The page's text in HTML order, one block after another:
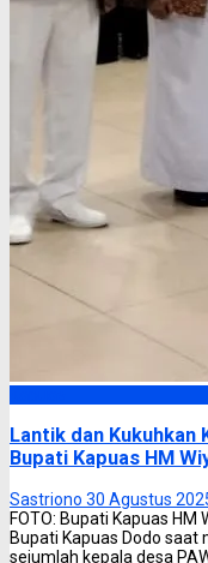
Lantik dan Kukuhkan
Bupati Kapuas HM
Sastriono 30 Agustus
FOTO: Bupati Kapuas HM
Bupati Kapuas Dodo
sejumlah kepala desa